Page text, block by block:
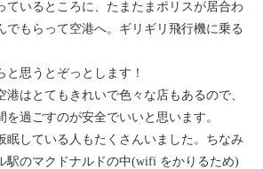
ているところに、たまたまポリスが居合わ
でもらって空港へ。ギリギリ飛行機に乗る
と思うとぞっとします！
港はとてもきれいで色々な店もあるので、
を過ごすのが安全でいいと思います。
眠している人もたくさんいました。ちなみ
駅のマクドナルドの中(wifi をかりるため)